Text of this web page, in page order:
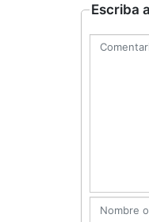
Escriba